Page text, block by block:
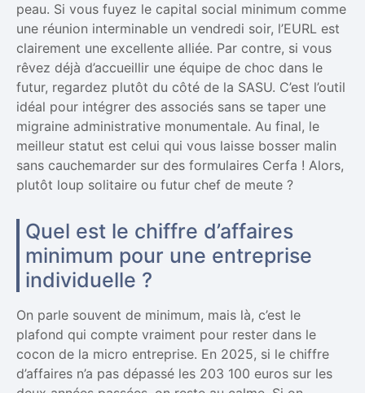
peau. Si vous fuyez le capital social minimum comme
une réunion interminable un vendredi soir, l’EURL est
clairement une excellente alliée. Par contre, si vous
rêvez déjà d’accueillir une équipe de choc dans le
futur, regardez plutôt du côté de la SASU. C’est l’outil
idéal pour intégrer des associés sans se taper une
migraine administrative monumentale. Au final, le
meilleur statut est celui qui vous laisse bosser malin
sans cauchemarder sur des formulaires Cerfa ! Alors,
plutôt loup solitaire ou futur chef de meute ?
Quel est le chiffre d’affaires
minimum pour une entreprise
individuelle ?
On parle souvent de minimum, mais là, c’est le
plafond qui compte vraiment pour rester dans le
cocon de la micro entreprise. En 2025, si le chiffre
d’affaires n’a pas dépassé les 203 100 euros sur les